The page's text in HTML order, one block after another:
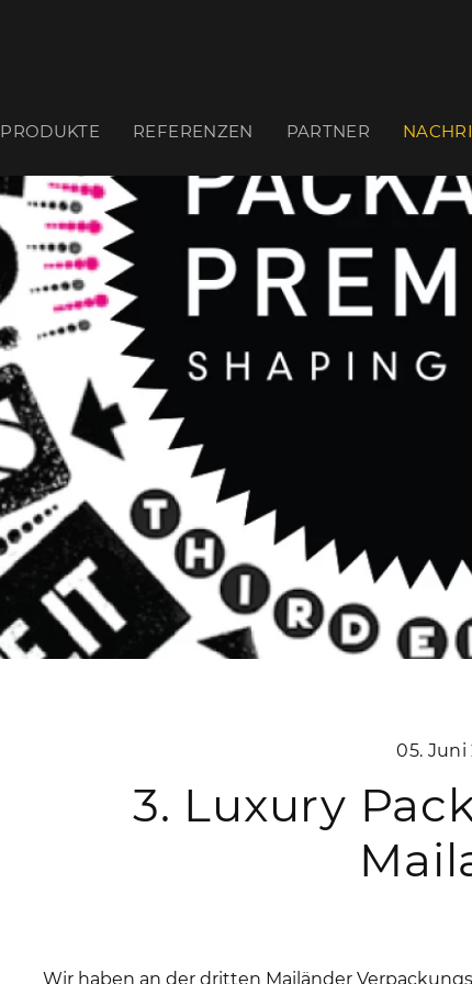
PRODUKTE REFERENZEN PARTNER
05. Juni
3. Luxury
Wir haben an der dritten Mailänder